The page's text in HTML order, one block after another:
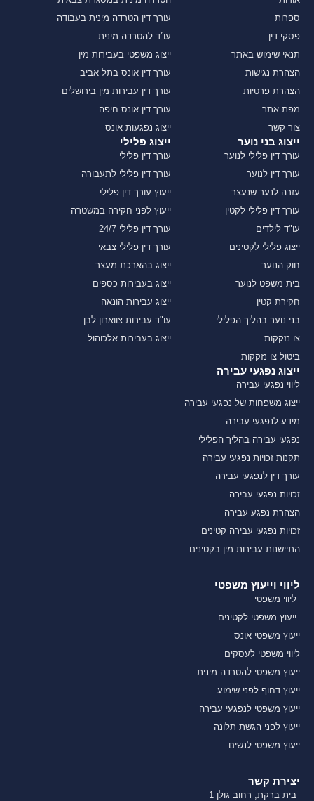
ספרות
פסקי דין
תנאי שימוש באתר
הצהרת נגישות
הצהרת פרטיות
מפת אתר
צור קשר
עורך דין הטרדה מינית בעבודה
עו”ד להטרדה מינית
ייצוג משפטי בעבירות מין
עורך דין אונס בתל אביב
עורך דין עבירות מין בירושלים
עורך דין אונס חיפה
ייצוג נפגעות אונס
ייצוג בני נוער
עורך דין פלילי לנוער
עורך דין לנוער
עזרה לנער שנעצר
עורך דין פלילי לקטין
עו"ד לילדים
ייצוג פלילי לקטינים
חוק הנוער
בית משפט לנוער
חקירת קטין
בני נוער בהליך הפלילי
צו נזקקות
ביטול צו נזקקות
ייצוג פלילי
עורך דין פלילי
עורך דין פלילי לתעבורה
ייעוץ עורך דין פלילי
ייעוץ לפני חקירה במשטרה
עורך דין פלילי 24/7
עורך דין פלילי צבאי
ייצוג בהארכת מעצר
ייצוג בעבירות כספים
ייצוג עבירות הונאה
עו"ד עבירות צווארון לבן
ייצוג בעבירות אלכוהול
ייצוג נפגעי עבירה
ליווי נפגעי עבירה
ייצוג משפחות של נפגעי עבירה
מידע לנפגעי עבירה
נפגעי עבירה בהליך הפלילי
תקנות זכויות נפגעי עבירה
עורך דין לנפגעי עבירה
זכויות נפגעי עבירה
הצהרת נפגע עבירה
זכויות נפגעי עבירה קטינים
התיישנות עבירות מין בקטינים
ליווי וייעוץ משפטי
ליווי משפטי
ייעוץ משפטי לקטינים
ייעוץ משפטי אונס
ליווי משפטי לעסקים
ייעוץ משפטי להטרדה מינית
ייעוץ דחוף לפני שימוע
ייעוץ משפטי לנפגעי עבירה
ייעוץ לפני הגשת תלונה
ייעוץ משפטי לנשים
יצירת קשר
בית ברקת, רחוב גולן 1